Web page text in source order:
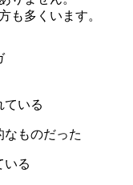
も多くいます。
ている
ものだった
いる